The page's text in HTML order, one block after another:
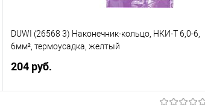
DUWI (26568 3) Наконечник-кольцо, НКИ-Т 6,0-6,
6мм², термоусадка, желтый
204 руб.